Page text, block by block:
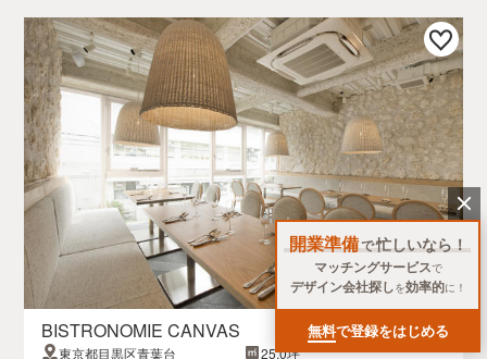
開業準備で忙しいなら！
マッチングサービスで
デザイン会社探しを効率的に！
無料で登録をはじめる
BISTRONOMIE CANVAS
東京都目黒区青葉台 25.0坪